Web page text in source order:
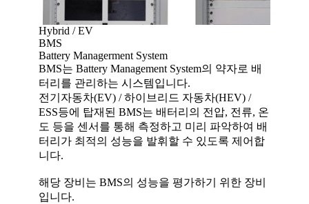
Hybrid / EV
BMS
Battery Managerment System
BMS는 Battery Management System의 약자로 배
터리를 관리하는 시스템입니다.
전기자동차(EV) / 하이브리드 자동차(HEV) /
ESS등에 탑재된 BMS는 배터리의 전압, 전류, 온
도 등을 센서를 통해 측정하고 미리 파악하여 배
터리가 최적의 성능을 발휘할 수 있도록 제어합
니다.
해당 장비는 BMS의 성능을 평가하기 위한 장비
입니다.